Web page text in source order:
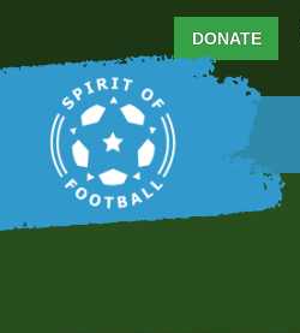
content
DONATE